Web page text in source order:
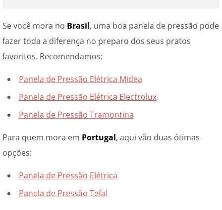
Se você mora no Brasil, uma boa panela de pressão pode
fazer toda a diferença no preparo dos seus pratos
favoritos. Recomendamos:
Panela de Pressão Elétrica Midea
Panela de Pressão Elétrica Electrolux
Panela de Pressão Tramontina
Para quem mora em Portugal, aqui vão duas ótimas
opções:
Panela de Pressão Elétrica
Panela de Pressão Tefal